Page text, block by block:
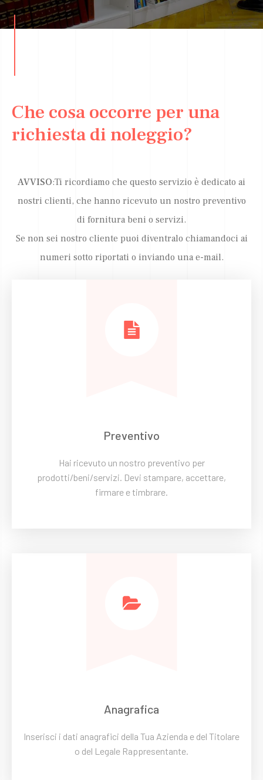
Che cosa occorre per una
richiesta di noleggio?
AVVISO:Ti ricordiamo che questo servizio è dedicato ai
nostri clienti, che hanno ricevuto un nostro preventivo
di fornitura beni o servizi.
Se non sei nostro cliente puoi diventralo chiamandoci ai
numeri sotto riportati o inviando una e-mail.
Preventivo
Hai ricevuto un nostro preventivo per
prodotti/beni/servizi. Devi stampare, accettare,
firmare e timbrare.
Anagrafica
Inserisci i dati anagrafici della Tua Azienda e del Titolare
o del Legale Rappresentante.